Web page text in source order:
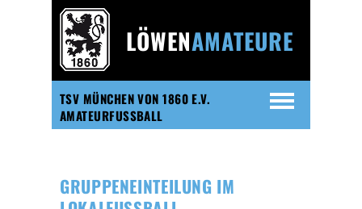
TSV MÜNCHEN VON 1860 E.V.
AMATEURFUSSBALL
LÖWENAMATEURE
GRUPPENEINTEILUNG IM